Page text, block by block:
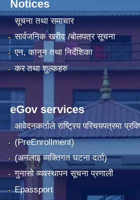
Notices
सूचना तथा समाचार
सार्वजनिक खरीद /बोलपत्र सूचना
एन, कानुन तथा निर्देशिका
कर तथा शुल्कहरु
eGov services
आवेदनकर्ताले राष्‍ट्रिय परिचयपत्रमा
(PreEnrollment)
(अनलाइ व्यक्तिगत घटना दर्ता)
गुनासो व्यवस्थापन सूचना प्रणाली
Epassport